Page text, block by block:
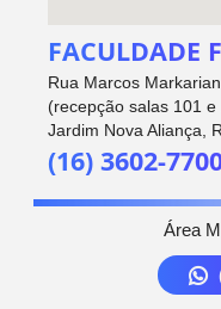
FACULDADE
Rua Marcos
(recepção salas 101 e
Jardim Nova Aliança,
(16) 3602-
Área